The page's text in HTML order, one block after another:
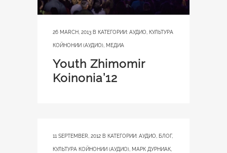
26 MARCH, 2013 В КАТЕГОРИИ: АУДИО, КУЛЬТУРА
КОЙНОНИИ (АУДИО), МЕДИА
Youth Zhimomir
Koinonia’12
11 SEPTEMBER, 2012 В КАТЕГОРИИ: АУДИО БЛОГ,
КУЛЬТУРА КОЙНОНИИ (АУДИО) МАРК ДУРНИАК